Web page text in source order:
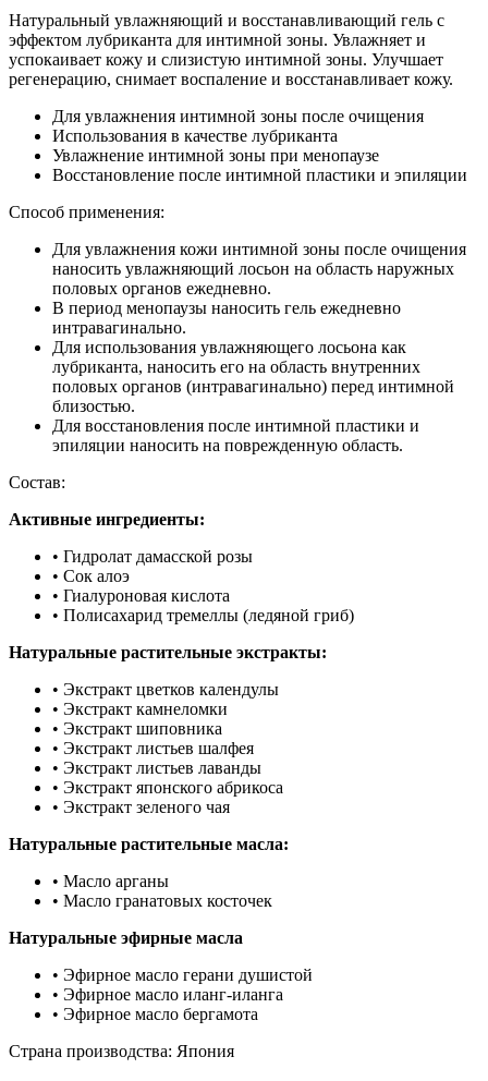
Натуральный увлажняющий и восстанавливающий гель с
эффектом лубриканта для интимной зоны. Увлажняет и
успокаивает кожу и слизистую интимной зоны. Улучшает
регенерацию, снимает воспаление и восстанавливает кожу.
Для увлажнения интимной зоны после очищения
Использования в качестве лубриканта
Увлажнение интимной зоны при менопаузе
Восстановление после интимной пластики и эпиляции
Способ применения:
Для увлажнения кожи интимной зоны после очищения
наносить увлажняющий лосьон на область наружных
половых органов ежедневно.
В период менопаузы наносить гель ежедневно
интравагинально.
Для использования увлажняющего лосьона как
лубриканта, наносить его на область внутренних
половых органов (интравагинально) перед интимной
близостью.
Для восстановления после интимной пластики и
эпиляции наносить на поврежденную область.
Состав:
Активные ингредиенты:
• Гидролат дамасской розы
• Сок алоэ
• Гиалуроновая кислота
• Полисахарид тремеллы (ледяной гриб)
Натуральные растительные экстракты:
• Экстракт цветков календулы
• Экстракт камнеломки
• Экстракт шиповника
• Экстракт листьев шалфея
• Экстракт листьев лаванды
• Экстракт японского абрикоса
• Экстракт зеленого чая
Натуральные растительные масла:
• Масло арганы
• Масло гранатовых косточек
Натуральные эфирные масла
• Эфирное масло герани душистой
• Эфирное масло иланг-иланга
• Эфирное масло бергамота
Страна производства: Япония